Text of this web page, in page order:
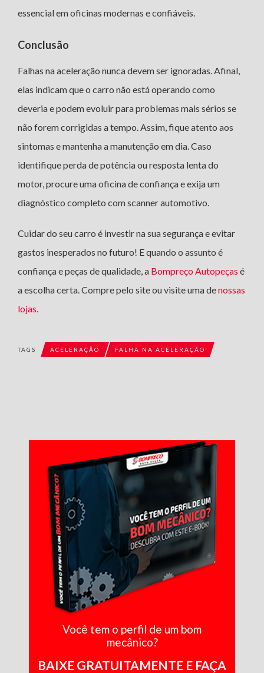
essencial em oficinas modernas e confiáveis.
Conclusão
Falhas na aceleração nunca devem ser ignoradas. Afinal,
elas indicam que o carro não está operando como
deveria e podem evoluir para problemas mais sérios se
não forem corrigidas a tempo. Assim, fique atento aos
sintomas e mantenha a manutenção em dia. Caso
identifique perda de potência ou resposta lenta do
motor, procure uma oficina de confiança e exija um
diagnóstico completo com scanner automotivo.
Cuidar do seu carro é investir na sua segurança e evitar
gastos inesperados no futuro! E quando o assunto é
confiança e peças de qualidade, a Bompreço Autopeças é
a escolha certa. Compre pelo site ou visite uma denossas
lojas.
TAGS ACELERAÇÃO FALHA NA ACELERAÇÃO
Você tem o perfil de um bom
mecânico?
BAIXE GRATUITAMENTE E FAÇA